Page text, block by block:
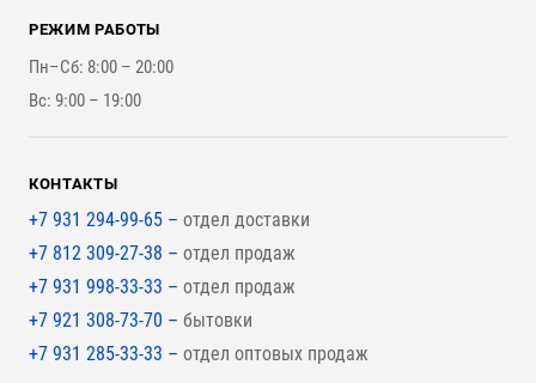
Наши работы
Стройматериалы
Инструменты
Для бутерброда стены
Для наружной отделки
Для покрытия крыши
РЕЖИМ РАБОТЫ
Пн–Сб: 8:00 – 20:00
Вс: 9:00 – 19:00
КОНТАКТЫ
+7 931 294-99-65 – отдел доставки
+7 812 309-27-38 – отдел продаж
+7 931 998-33-33 – отдел продаж
+7 921 308-73-70 – бытовки
+7 931 285-33-33 – отдел оптовых продаж